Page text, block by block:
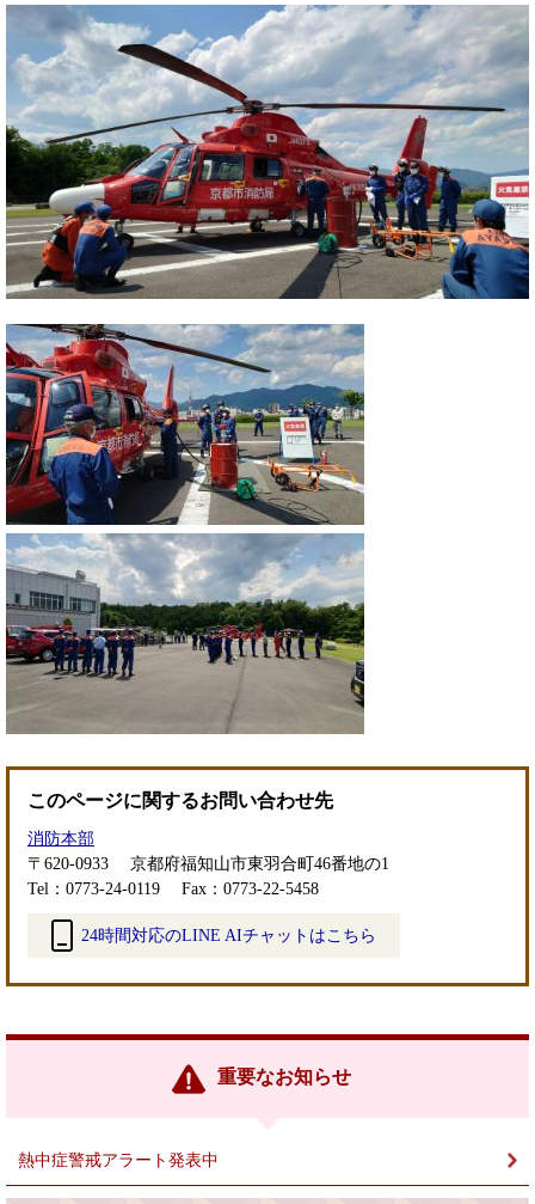
このページに関するお問い合わせ先
消防本部
〒620-0933
京都府福知山市東羽合町46番地の1
Tel：0773-24-0119
Fax：0773-22-5458
24時間対応のLINE AIチャットはこちら
リ
重要なお知らせ
熱中症警戒アラート発表中